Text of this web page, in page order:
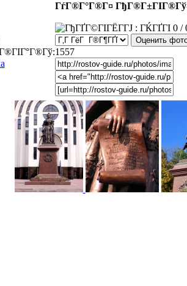
ГѓГ®Г°Г®Г¤
0 /
1557